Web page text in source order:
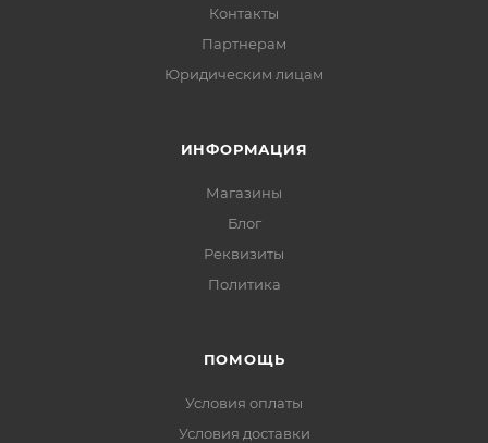
Контакты
Партнерам
Юридическим лицам
ИНФОРМАЦИЯ
Магазины
Блог
Реквизиты
Политика
ПОМОЩЬ
Условия оплаты
Условия доставки